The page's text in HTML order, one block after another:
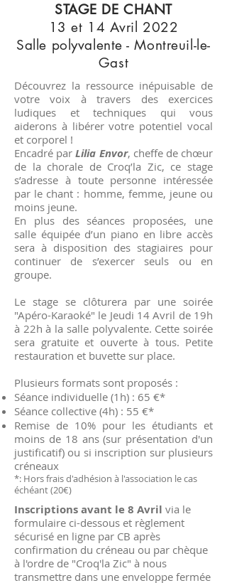
STAGE DE CHANT
13 et 14 Avril 2022
Salle polyvalente - Montreuil-le-
Gast
Découvrez la ressource inépuisable de
votre voix à travers des exercices
ludiques et techniques qui vous
aiderons à libérer votre potentiel vocal
et corporel !
Encadré parLilia Envor, cheffe de chœur
de la chorale de Croq’la Zic, ce stage
s’adresse à toute personne intéressée
par le chant : homme, femme, jeune ou
moins jeune.
En plus des séances proposées, une
salle équipée d’un piano en libre accès
sera à disposition des stagiaires pour
continuer de s’exercer seuls ou en
groupe.
Le stage se clôturera par une soirée
"Apéro-Karaoké" le Jeudi 14 Avril de 19h
à 22h à la salle polyvalente. Cette soirée
sera gratuite et ouverte à tous. Petite
restauration et buvette sur place.
Plusieurs formats sont proposés :
Séance individuelle (1h) : 65 €*
Séance collective (4h) : 55 €*
Remise de 10% pour les étudiants et
moins de 18 ans (sur présentation d'un
justificatif) ou si inscription sur plusieurs
créneaux
*: Hors frais d'adhésion à l'association le cas
échéant (20€)
Inscriptions avant le 8 Avril via le
formulaire ci-dessous et règlement
sécurisé en ligne par CB après
confirmation du créneau ou par chèque
à l'ordre de "Croq'la Zic" à nous
transmettre dans une enveloppe fermée